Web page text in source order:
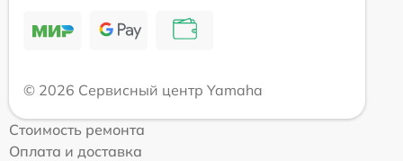
© 2026 Сервисный центр Yamaha
Стоимость ремонта
Оплата и доставка